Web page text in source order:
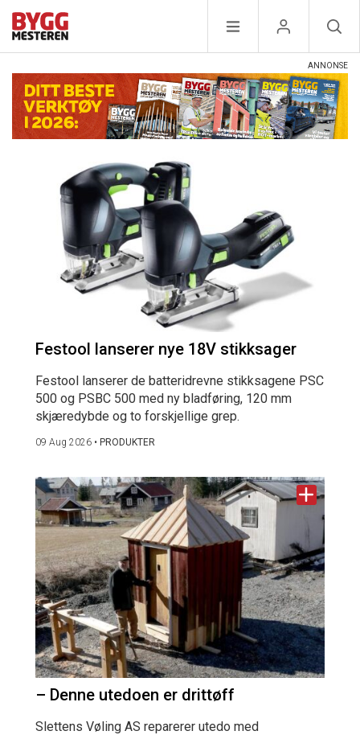
Festool lanserer nye 18V stikksager
Festool lanserer de batteridrevne stikksagene PSC
500 og PSBC 500 med ny bladføring, 120 mm
skjæredybde og to forskjellige grep.
09 Aug 2026 • PRODUKTER
– Denne utedoen er drittøff
Slettens Vøling AS reparerer utedo med